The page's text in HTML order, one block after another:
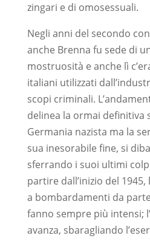
zingari e di omosessuali.
Negli anni del secondo
anche Brenna fu sede di
mostruosità e anche lì
italiani utilizzati
scopi criminali.
delinea la ormai definitiva
Germania nazista ma la
sua inesorabile fine, si
sferrando i suoi ultimi
partire dall’inizio del
a bombardamenti da
fanno sempre più intensi;
avanza, sbaragliando